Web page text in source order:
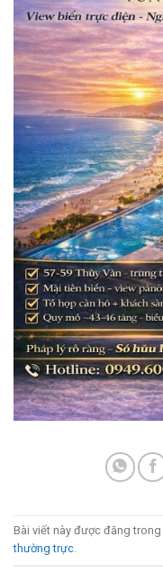
Bài viết này được đăng trong
thường trực.